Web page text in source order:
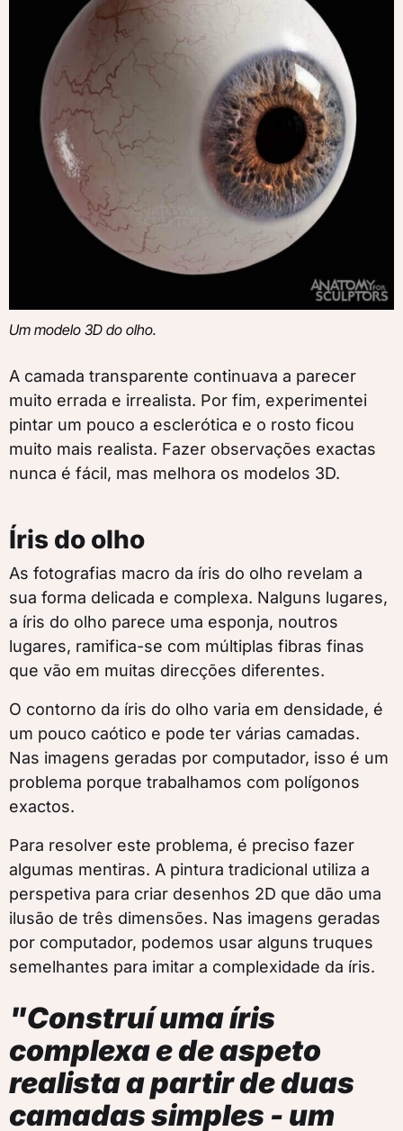
Um modelo 3D do olho.
A camada transparente continuava a parecer
muito errada e irrealista. Por fim, experimentei
pintar um pouco a esclerótica e o rosto ficou
muito mais realista. Fazer observações exactas
nunca é fácil, mas melhora os modelos 3D.
Íris do olho
As fotografias macro da íris do olho revelam a
sua forma delicada e complexa. Nalguns lugares,
a íris do olho parece uma esponja, noutros
lugares, ramifica-se com múltiplas fibras finas
que vão em muitas direcções diferentes.
O contorno da íris do olho varia em densidade, é
um pouco caótico e pode ter várias camadas.
Nas imagens geradas por computador, isso é um
problema porque trabalhamos com polígonos
exactos.
Para resolver este problema, é preciso fazer
algumas mentiras. A pintura tradicional utiliza a
perspetiva para criar desenhos 2D que dão uma
ilusão de três dimensões. Nas imagens geradas
por computador, podemos usar alguns truques
semelhantes para imitar a complexidade da íris.
"Construí uma íris
complexa e de aspeto
realista a partir de duas
camadas simples - um